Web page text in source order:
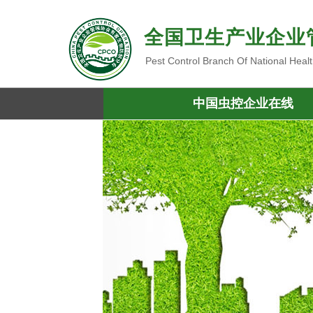
全国卫生产业企
Pest Control Branch Of National
中国虫控企业在线